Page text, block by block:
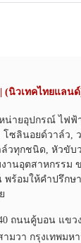
| (นิวเทคไทยแลน
น่ายอุปกรณ์ ไฟฟ้
โซลินอยด์วาล์ว,
ล์วทุกชนิด, หัวขับ
านอุตสาหกรรม
พร้อมให้คำปรึกษ
ถนนคู้บอน แขวง
มวา กรุงเทพมห